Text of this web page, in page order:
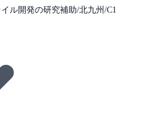
ル開発の研究補助/北九州/C1